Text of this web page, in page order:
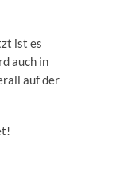
ist es
auch in
auf der